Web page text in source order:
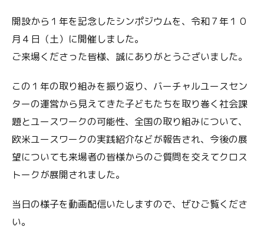
開設から１年を記念したシンポジウムを、令和７年１０
月４日（土）に開催しました。
ご来場くださった皆様、誠にありがとうございました。
この１年の取り組みを振り返り、バーチャルユースセン
ターの運営から見えてきた子どもたちを取り巻く社会課
題とユースワークの可能性、全国の取り組みについて、
欧米ユースワークの実践紹介などが報告され、今後の展
望についても来場者の皆様からのご質問を交えてクロス
トークが展開されました。
当日の様子を動画配信いたしますので、ぜひご覧くださ
い。